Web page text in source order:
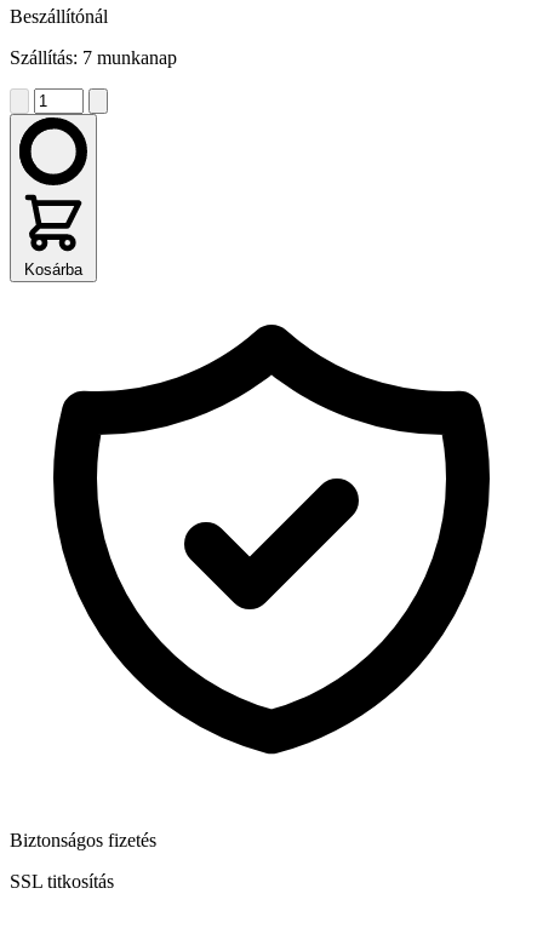
Beszállítónál
Szállítás: 7 munkanap
Kosárba
Biztonságos fizetés
SSL titkosítás